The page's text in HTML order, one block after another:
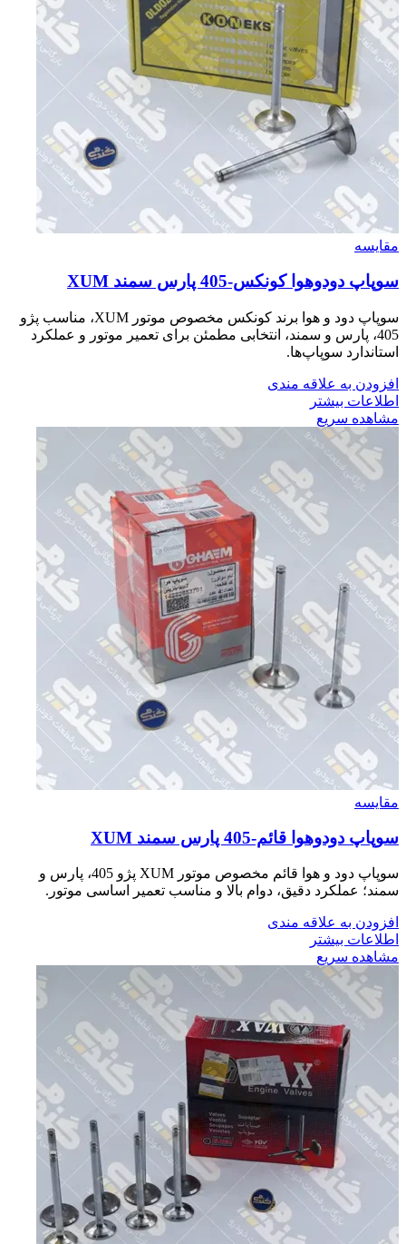
مقایسه
سوپاپ دودوهوا كونكس-405 پارس سمند XUM
سوپاپ دود و هوا برند کونکس مخصوص موتور XUM، مناسب پژو
405، پارس و سمند، انتخابی مطمئن برای تعمیر موتور و عملکرد
استاندارد سوپاپ‌ها.
افزودن به علاقه مندی
اطلاعات بیشتر
مشاهده سریع
مقایسه
سوپاپ دودوهوا قائم-405 پارس سمند XUM
سوپاپ دود و هوا قائم مخصوص موتور XUM پژو 405، پارس و
سمند؛ عملکرد دقیق، دوام بالا و مناسب تعمیر اساسی موتور.
افزودن به علاقه مندی
اطلاعات بیشتر
مشاهده سریع